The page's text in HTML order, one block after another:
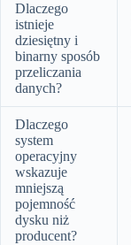
Dlaczego
istnieje
dziesiętny i
binarny sposób
przeliczania
danych?
Dlaczego
system
operacyjny
wskazuje
mniejszą
pojemność
dysku niż
producent?